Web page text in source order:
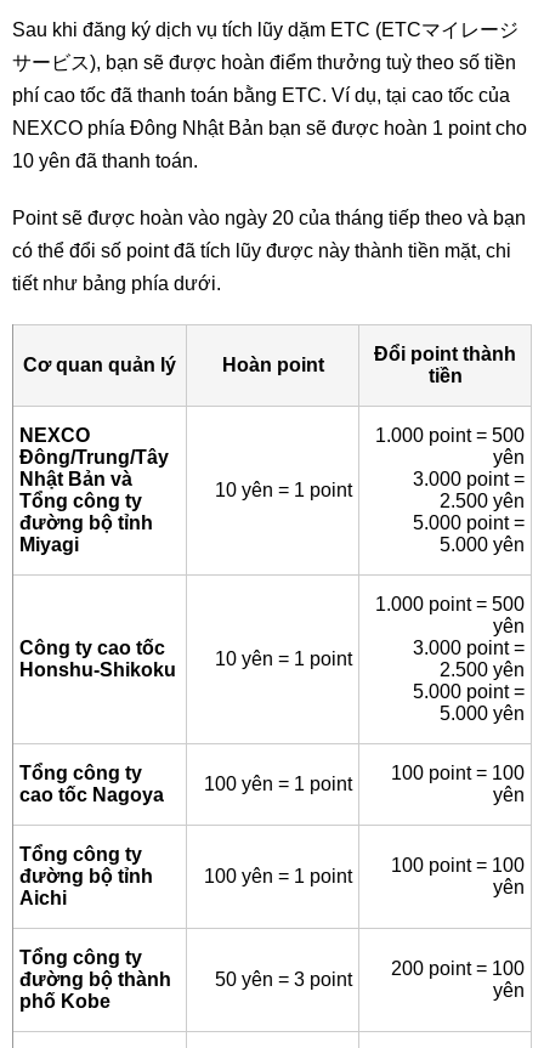
Sau khi đăng ký dịch vụ tích lũy dặm ETC (ETCマイレージ
サービス), bạn sẽ được hoàn điểm thưởng tuỳ theo số tiền
phí cao tốc đã thanh toán bằng ETC. Ví dụ, tại cao tốc của
NEXCO phía Đông Nhật Bản bạn sẽ được hoàn 1 point cho
10 yên đã thanh toán.
Point sẽ được hoàn vào ngày 20 của tháng tiếp theo và bạn
có thể đổi số point đã tích lũy được này thành tiền mặt, chi
tiết như bảng phía dưới.
Cơ quan quản lý Hoàn point
Đổi point thành
tiền
NEXCO
Đông/Trung/Tây
Nhật Bản và
Tổng công ty
đường bộ tỉnh
Miyagi
10 yên = 1 point
1.000 point = 500
yên
3.000 point =
2.500 yên
5.000 point =
5.000 yên
Công ty cao tốc
Honshu-Shikoku
10 yên = 1 point
1.000 point = 500
yên
3.000 point =
2.500 yên
5.000 point =
5.000 yên
Tổng công ty
cao tốc Nagoya
100 yên = 1 point
100 point = 100
yên
Tổng công ty
đường bộ tỉnh
Aichi
100 yên = 1 point
100 point = 100
yên
Tổng công ty
đường bộ thành
phố Kobe
50 yên = 3 point
200 point = 100
yên